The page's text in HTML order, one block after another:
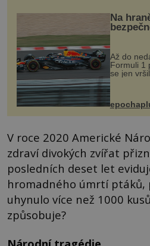
Na
Až do
Formuli 1
se jen
na vlastní
následky
života.
V roce 2020 Americké
zdraví divokých zvířat
posledních deset let
hromadného úmrtí ptáků,
uhynulo více než 1000
způsobuje?